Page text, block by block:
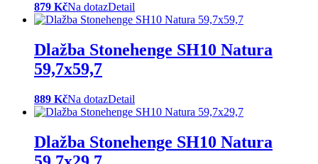
879 KčNa dotazDetail
Dlažba Stonehenge SH10 Natura
59,7x59,7
889 KčNa dotazDetail
Dlažba Stonehenge SH10 Natura